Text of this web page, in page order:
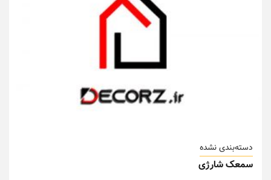
دسته‌بندی نشده
سمعک شارژی